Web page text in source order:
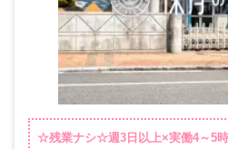
☆残業ナシ☆週3日以上×実働4～5